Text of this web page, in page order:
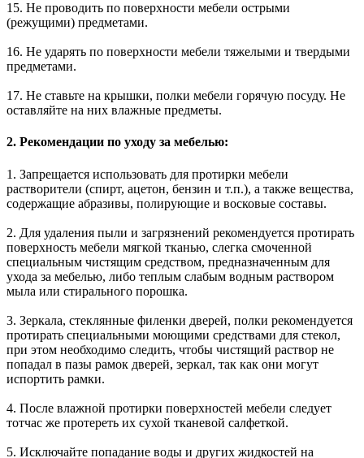
15. Не проводить по поверхности мебели острыми
(режущими) предметами.
16. Не ударять по поверхности мебели тяжелыми и твердыми
предметами.
17. Не ставьте на крышки, полки мебели горячую посуду. Не
оставляйте на них влажные предметы.
2. Рекомендации по уходу за мебелью:
1. Запрещается использовать для протирки мебели
растворители (спирт, ацетон, бензин и т.п.), а также вещества,
содержащие абразивы, полирующие и восковые составы.
2. Для удаления пыли и загрязнений рекомендуется протирать
поверхность мебели мягкой тканью, слегка смоченной
специальным чистящим средством, предназначенным для
ухода за мебелью, либо теплым слабым водным раствором
мыла или стирального порошка.
3. Зеркала, стеклянные филенки дверей, полки рекомендуется
протирать специальными моющими средствами для стекол,
при этом необходимо следить, чтобы чистящий раствор не
попадал в пазы рамок дверей, зеркал, так как они могут
испортить рамки.
4. После влажной протирки поверхностей мебели следует
тотчас же протереть их сухой тканевой салфеткой.
5. Исключайте попадание воды и других жидкостей на